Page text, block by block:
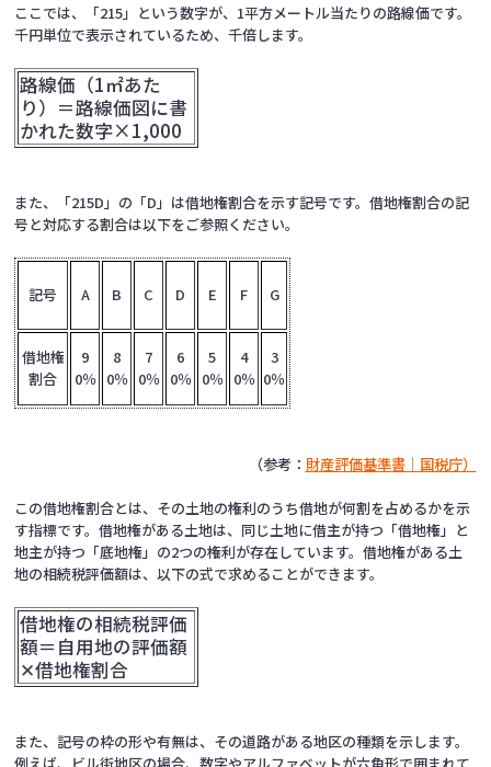
ここでは、「215」という数字が、1平方メートル当たりの路線価です。
千円単位で表示されているため、千倍します。
路線価（1㎡あた
り）＝路線価図に書
かれた数字×1,000
また、「215D」の「D」は借地権割合を示す記号です。借地権割合の記
号と対応する割合は以下をご参照ください。
記号 A B C D E F G
借地権
割合
9
0％
8
0％
7
0％
6
0％
5
0％
4
0％
3
0％
（参考： 財産評価基準書｜国税庁）
この借地権割合とは、その土地の権利のうち借地が何割を占めるかを示
す指標です。借地権がある土地は、同じ土地に借主が持つ「借地権」と
地主が持つ「底地権」の2つの権利が存在しています。借地権がある土
地の相続税評価額は、以下の式で求めることができます。
借地権の相続税評価
額＝自用地の評価額
✕借地権割合
また、記号の枠の形や有無は、その道路がある地区の種類を示します。